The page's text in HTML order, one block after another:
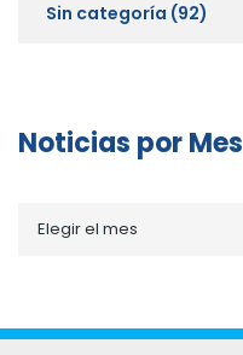
Sin categoría (92)
Noticias por Mes
porElegir el mes